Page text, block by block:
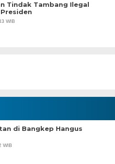
Tindak Tambang Ilegal
WIB
di Bangkep Hangus
WIB